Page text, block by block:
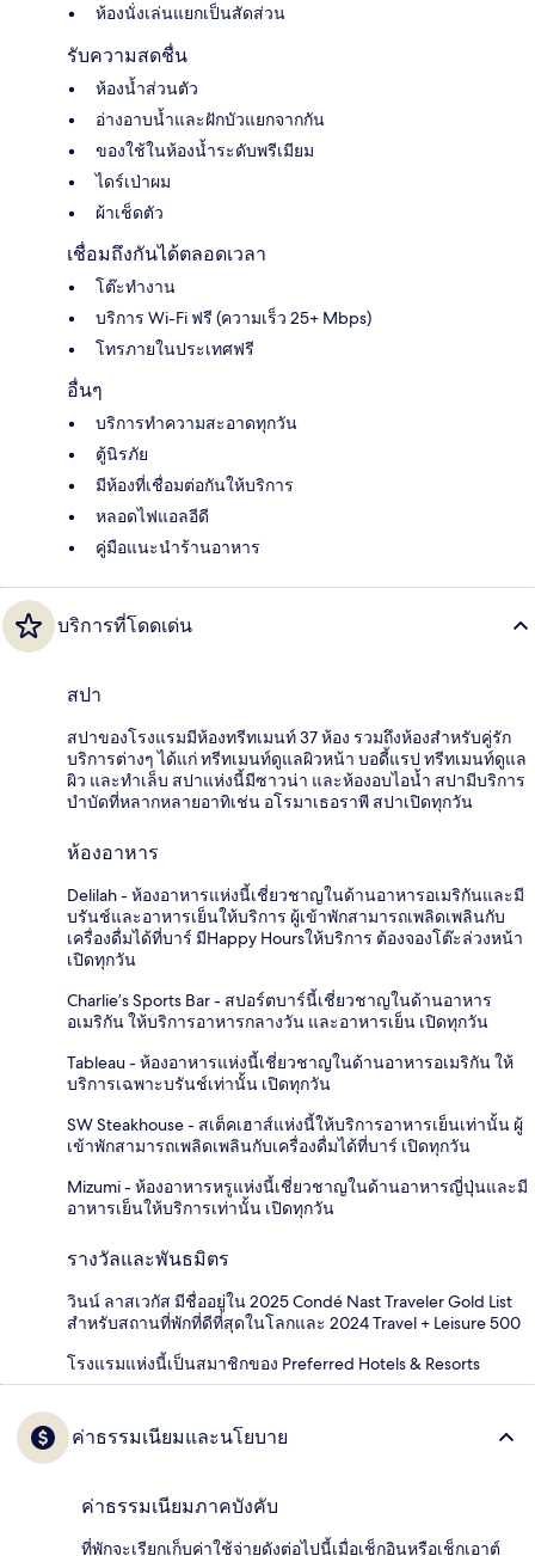
ห้องนั่งเล่นแยกเป็นสัดส่วน
รับความสดชื่น
ห้องน้ำส่วนตัว
อ่างอาบน้ำและฝักบัวแยกจากกัน
ของใช้ในห้องน้ำระดับพรีเมียม
ไดร์เป่าผม
ผ้าเช็ดตัว
เชื่อมถึงกันได้ตลอดเวลา
โต๊ะทำงาน
บริการ Wi-Fi ฟรี (ความเร็ว 25+ Mbps)
โทรภายในประเทศฟรี
อื่นๆ
บริการทำความสะอาดทุกวัน
ตู้นิรภัย
มีห้องที่เชื่อมต่อกันให้บริการ
หลอดไฟแอลอีดี
คู่มือแนะนำร้านอาหาร
บริการที่โดดเด่น
สปา
สปาของโรงแรมมีห้องทรีทเมนท์ 37 ห้อง รวมถึงห้องสำหรับคู่รัก
บริการต่างๆ ได้แก่ ทรีทเมนท์ดูแลผิวหน้า บอดี้แรป ทรีทเมนท์ดูแล
ผิว และทำเล็บ สปาแห่งนี้มีซาวน่า และห้องอบไอน้ำ สปามีบริการ
บำบัดที่หลากหลายอาทิเช่น อโรมาเธอราพี สปาเปิดทุกวัน
ห้องอาหาร
Delilah - ห้องอาหารแห่งนี้เชี่ยวชาญในด้านอาหารอเมริกันและมี
บรันช์และอาหารเย็นให้บริการ ผู้เข้าพักสามารถเพลิดเพลินกับ
เครื่องดื่มได้ที่บาร์ มีHappy Hoursให้บริการ ต้องจองโต๊ะล่วงหน้า
เปิดทุกวัน
Charlie’s Sports Bar - สปอร์ตบาร์นี้เชี่ยวชาญในด้านอาหาร
อเมริกัน ให้บริการอาหารกลางวัน และอาหารเย็น เปิดทุกวัน
Tableau - ห้องอาหารแห่งนี้เชี่ยวชาญในด้านอาหารอเมริกัน ให้
บริการเฉพาะบรันช์เท่านั้น เปิดทุกวัน
SW Steakhouse - สเต็คเฮาส์แห่งนี้ให้บริการอาหารเย็นเท่านั้น ผู้
เข้าพักสามารถเพลิดเพลินกับเครื่องดื่มได้ที่บาร์ เปิดทุกวัน
Mizumi - ห้องอาหารหรูแห่งนี้เชี่ยวชาญในด้านอาหารญี่ปุ่นและมี
อาหารเย็นให้บริการเท่านั้น เปิดทุกวัน
รางวัลและพันธมิตร
วินน์ ลาสเวกัส มีชื่ออยู่ใน 2025 Condé Nast Traveler Gold List
สำหรับสถานที่พักที่ดีที่สุดในโลกและ 2024 Travel + Leisure 500
โรงแรมแห่งนี้เป็นสมาชิกของ Preferred Hotels & Resorts
ค่าธรรมเนียมและนโยบาย
ค่าธรรมเนียมภาคบังคับ
ที่พักจะเรียกเก็บค่าใช้จ่ายดังต่อไปนี้เมื่อเช็กอินหรือเช็กเอาต์